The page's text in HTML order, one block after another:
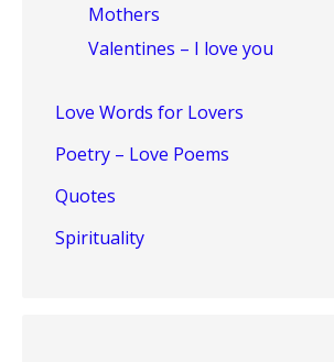
Mothers
Valentines – I love you
Love Words for Lovers
Poetry – Love Poems
Quotes
Spirituality